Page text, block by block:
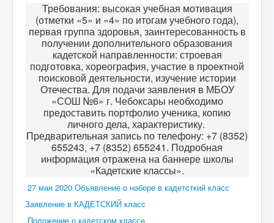
Требования: высокая учебная мотивация
(отметки «5» и «4» по итогам учебного года),
первая группа здоровья, заинтересованность в
получении дополнительного образования
кадетской направленности: строевая
подготовка, хореография, участие в проектной
поисковой деятельности, изучение истории
Отечества. Для подачи заявления в МБОУ
«СОШ №6» г. Чебоксары необходимо
предоставить портфолио ученика, копию
личного дела, характеристику.
Предварительная запись по телефону: +7 (8352)
655243, +7 (8352) 655241. Подробная
информация отражена на баннере школы
«Кадетские классы».
27 мая 2020 Объявление о наборе в кадетсткий класс
Заявление в КАДЕТСКИЙ класс
Положение о кадетском классе